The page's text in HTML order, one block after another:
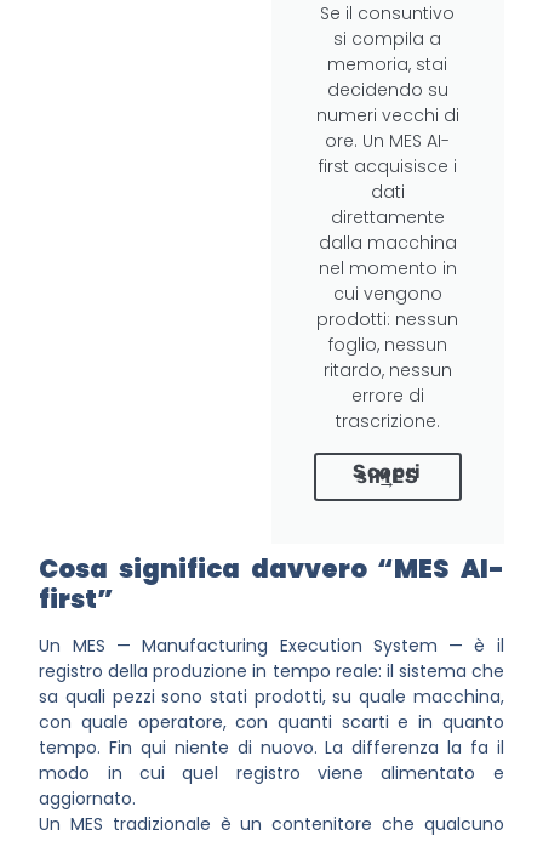
Se il consuntivo
si compila a
memoria, stai
decidendo su
numeri vecchi di
ore. Un MES AI-
first acquisisce i
dati
direttamente
dalla macchina
nel momento in
cui vengono
prodotti: nessun
foglio, nessun
ritardo, nessun
errore di
trascrizione.
Scopri
siMES
→
Cosa significa davvero “MES AI-
first”
Un MES — Manufacturing Execution System — è il
registro della produzione in tempo reale: il sistema che
sa quali pezzi sono stati prodotti, su quale macchina,
con quale operatore, con quanti scarti e in quanto
tempo. Fin qui niente di nuovo. La differenza la fa il
modo in cui quel registro viene alimentato e
aggiornato.
Un MES tradizionale è un contenitore che qualcuno